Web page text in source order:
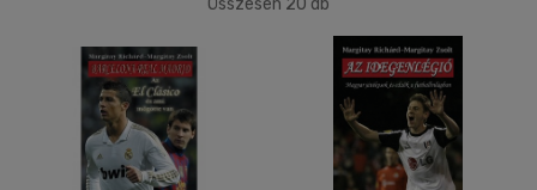
Összesen 20 db